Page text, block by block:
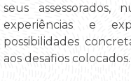
seus assessorados,
experiências e
possibilidades
aos desafios colocados.